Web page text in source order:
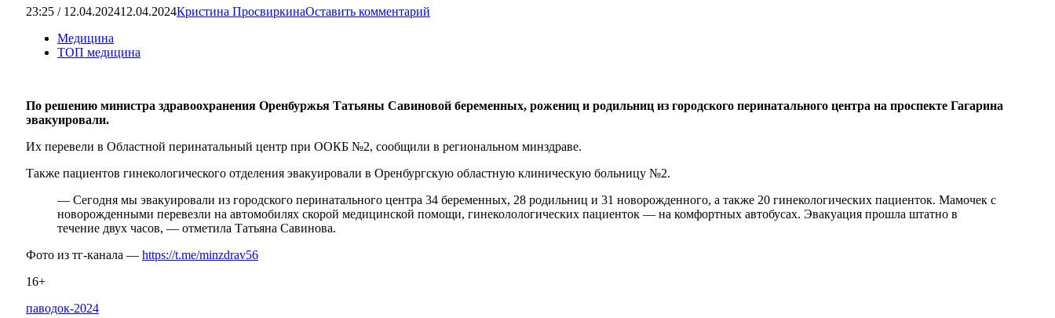
23:25 / 12.04.202412.04.2024Кристина ПросвиркинаОставить комментарий
Медицина
ТОП медицина
По решению министра здравоохранения Оренбуржья Татьяны Савиновой беременных, рожениц и родильниц из городского перинатального центра на проспекте Гагарина
эвакуировали.
Их перевели в Областной перинатальный центр при ООКБ №2, сообщили в региональном минздраве.
Также пациентов гинекологического отделения эвакуировали в Оренбургскую областную клиническую больницу №2.
— Сегодня мы эвакуировали из городского перинатального центра 34 беременных, 28 родильниц и 31 новорожденного, а также 20 гинекологических пациенток. Мамочек с
новорожденными перевезли на автомобилях скорой медицинской помощи, гинеколологических пациенток — на комфортных автобусах. Эвакуация прошла штатно в
течение двух часов, — отметила Татьяна Савинова.
Фото из тг-канала — https://t.me/minzdrav56
16+
паводок-2024